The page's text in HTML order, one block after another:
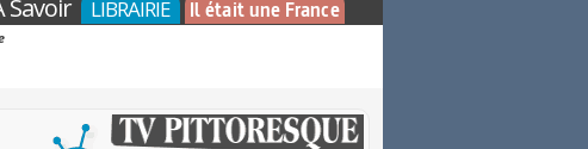
Savoir LIBRAIRIE Il était une France